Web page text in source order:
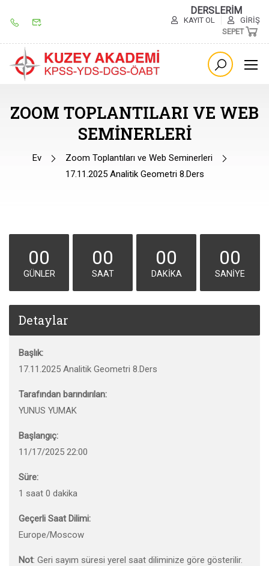
DERSLERİM
KAYIT OL
GIRIŞ
SEPET
ZOOM TOPLANTILARI VE WEB
SEMINERLERI
Ev
Zoom Toplantıları ve Web Seminerleri
17.11.2025 Analitik Geometri 8.Ders
00
GÜNLER
00
SAAT
00
DAKIKA
00
SANIYE
Detaylar
Başlık:
17.11.2025 Analitik Geometri 8.Ders
Tarafından barındırılan:
YUNUS YUMAK
Başlangıç:
11/17/2025 22:00
Süre:
1 saat 0 dakika
Geçerli Saat Dilimi:
Europe/Moscow
Not: Geri sayım süresi yerel saat diliminize göre gösterilir.